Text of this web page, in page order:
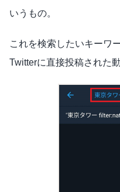
いうもの。
これを検索したいキーワ
Twitterに直接投稿された